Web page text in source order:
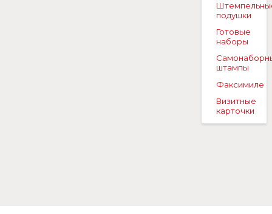
подушки
Готовые
наборы
штампы
Факсимиле
Визитные
карточки